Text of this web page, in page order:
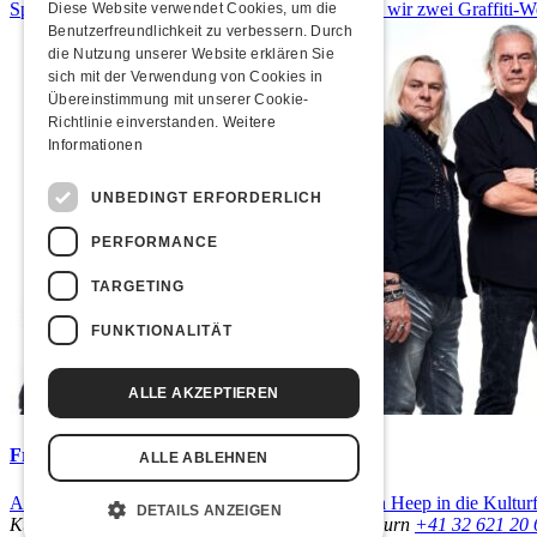
Spray dein eigenes Graffiti! Im September führen wir zwei Graffiti-
Frisch bestätigt: Uriah Heep
Am Sonntag, 15. November 2026 kommen Uriah Heep in die
Kulturfabrik Kofmehl
4502 Solothurn +41 32 621 20
Diese Website verwendet Cookies, um die
Benutzerfreundlichkeit zu verbessern. Durch
die Nutzung unserer Website erklären Sie
sich mit der Verwendung von Cookies in
Übereinstimmung mit unserer Cookie-
Richtlinie einverstanden. Weitere
Informationen
UNBEDINGT ERFORDERLICH
PERFORMANCE
TARGETING
FUNKTIONALITÄT
ALLE AKZEPTIEREN
ALLE ABLEHNEN
DETAILS ANZEIGEN